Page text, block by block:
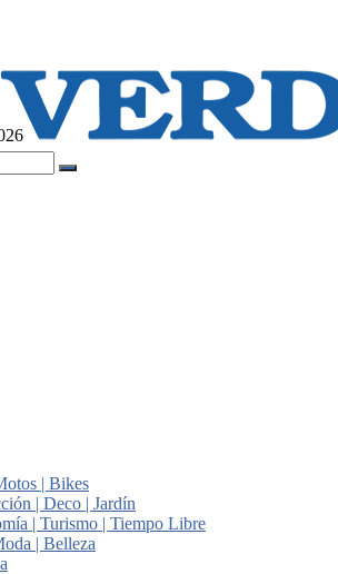
| Bikes
| Deco | Jardín
| Turismo | Tiempo Libre
| Belleza